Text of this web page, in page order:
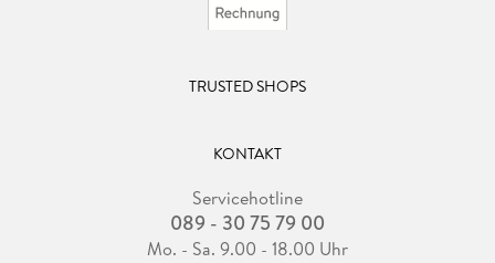
TRUSTED SHOPS
KONTAKT
Servicehotline
089 - 30 75 79 00
Mo. - Sa. 9.00 - 18.00 Uhr